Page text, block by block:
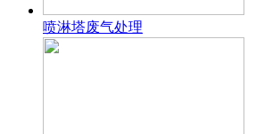
喷淋塔废气处理